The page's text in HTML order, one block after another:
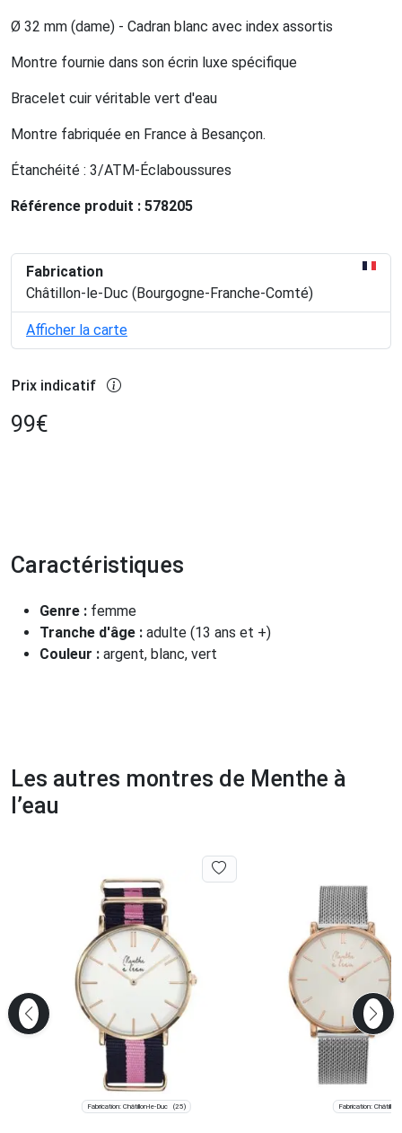
Ø 32 mm (dame) - Cadran blanc avec index assortis
Montre fournie dans son écrin luxe spécifique
Bracelet cuir véritable vert d'eau
Montre fabriquée en France à Besançon.
Étanchéité : 3/ATM-Éclaboussures
Référence produit : 578205
Fabrication
Châtillon-le-Duc (Bourgogne-Franche-Comté)
Afficher la carte
Prix indicatif
99€
Caractéristiques
Genre : femme
Tranche d'âge : adulte (13 ans et +)
Couleur : argent, blanc, vert
Les autres montres de Menthe à
l’eau
Fabrication: Châtillon-le-Duc (25) Fabrication: Châtillon-